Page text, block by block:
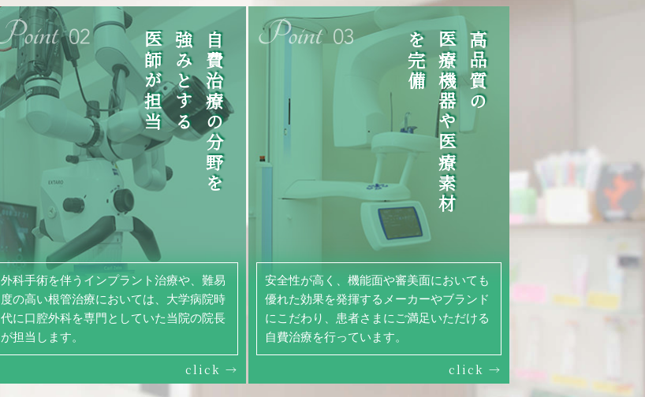
自費治療の分野を
強みとする
医師が担当
外科手術を伴うインプラント治療や、難易
度の高い根管治療においては、大学病院時
代に口腔外科を専門としていた当院の院長
が担当します。
click →
高品質の
医療機器や医療素材
を完備
安全性が高く、機能面や審美面においても
優れた効果を発揮するメーカーやブランド
にこだわり、患者さまにご満足いただける
自費治療を行っています。
click →